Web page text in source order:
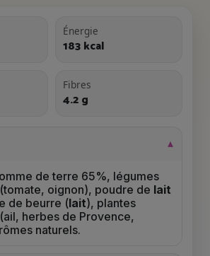
Énergie
183 kcal
Fibres
4.2 g
de terre 65%, légumes
oignon), poudre de lait
de beurre (lait), plantes
herbes de Provence,
naturels.